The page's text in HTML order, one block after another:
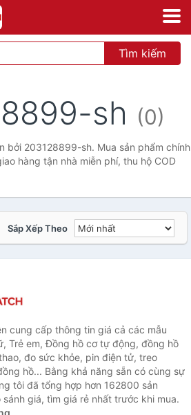
Tìm kiếm
sh (0)
bởi 203128899-sh. Mua sản phẩm chính
hàng tận nhà miễn phí, thu hộ COD
Sắp Xếp Theo
cung cấp thông tin giá cả các mẫu
Trẻ em, Đồng hồ cơ tự động, đồng hồ
đo sức khỏe, pin điện tử, treo
hồ... Bằng khả năng sẵn có cùng sự
tôi đã tổng hợp hơn 162800 sản
giá, tìm giá rẻ nhất trước khi mua.